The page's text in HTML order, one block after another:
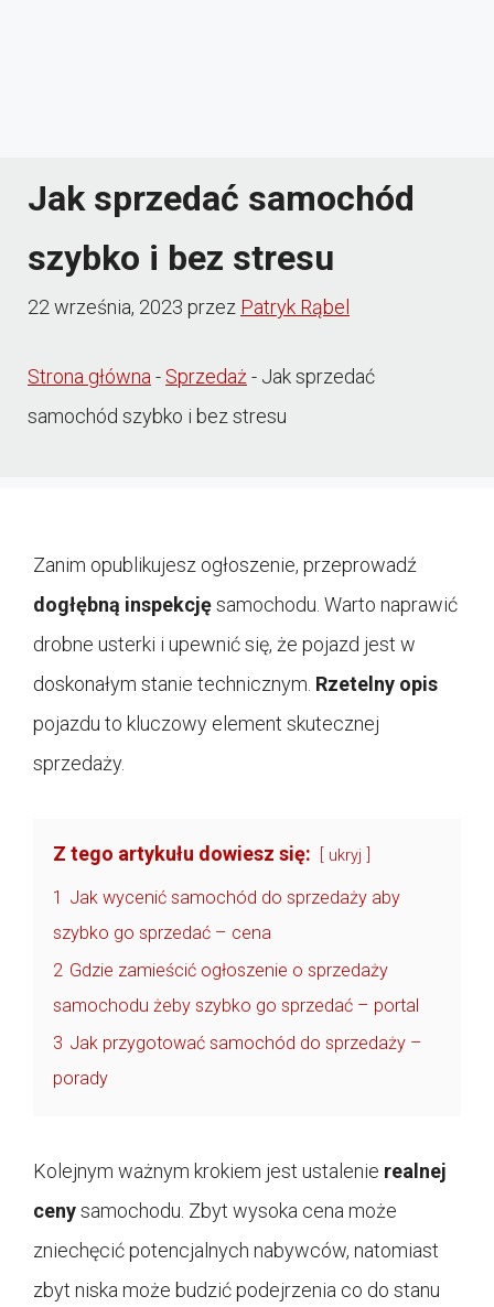
Jak sprzedać samochód
szybko i bez stresu
22 września, 2023 przez Patryk Rąbel
Strona główna- Sprzedaż- Jak sprzedać
samochód szybko i bez stresu
Zanim opublikujesz ogłoszenie, przeprowadź
dogłębną inspekcjęsamochodu. Warto naprawić
drobne usterki i upewnić się, że pojazd jest w
doskonałym stanie technicznym. Rzetelny opis
pojazdu to kluczowy element skutecznej
sprzedaży.
Z tego artykułu dowiesz się: ukryj
1 Jak wycenić samochód do sprzedaży aby
szybko go sprzedać – cena
2 Gdzie zamieścić ogłoszenie o sprzedaży
samochodu żeby szybko go sprzedać – portal
3 Jak przygotować samochód do sprzedaży –
porady
Kolejnym ważnym krokiem jest ustalenie realnej
cenysamochodu. Zbyt wysoka cena może
zniechęcić potencjalnych nabywców, natomiast
zbyt niska może budzić podejrzenia co do stanu